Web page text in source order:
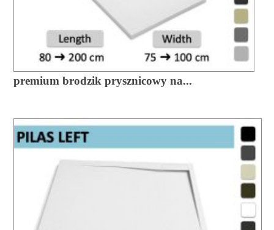
premium brodzik prysznicowy na...